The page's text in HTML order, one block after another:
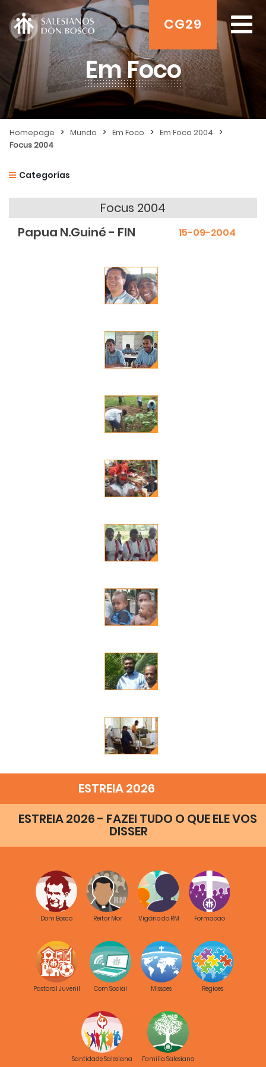
CG29
Em Foco
Homepage > Mundo > Em Foco > Em Foco 2004 >
Focus 2004
Categorías
Focus 2004
Papua N.Guiné - FIN
15-09-2004
Projeto:
Trabalhos
ESTREIA 2026
ESTREIA 2026 - FAZEI TUDO O QUE ELE VOS
DISSER
Dom Bosco Reitor Mor Vigário do RM Formacao
Pastoral Juvenil Com Social Missoes Regioes
Santidade Salesiana Familia Salesiana